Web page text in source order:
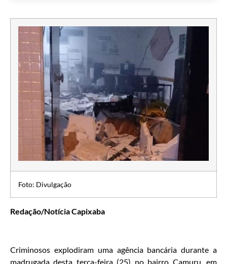
Foto: Divulgação
Redação/Notícia Capixaba
Criminosos explodiram uma agência bancária durante a
madrugada desta terça-feira (25) no bairro Camuru, em